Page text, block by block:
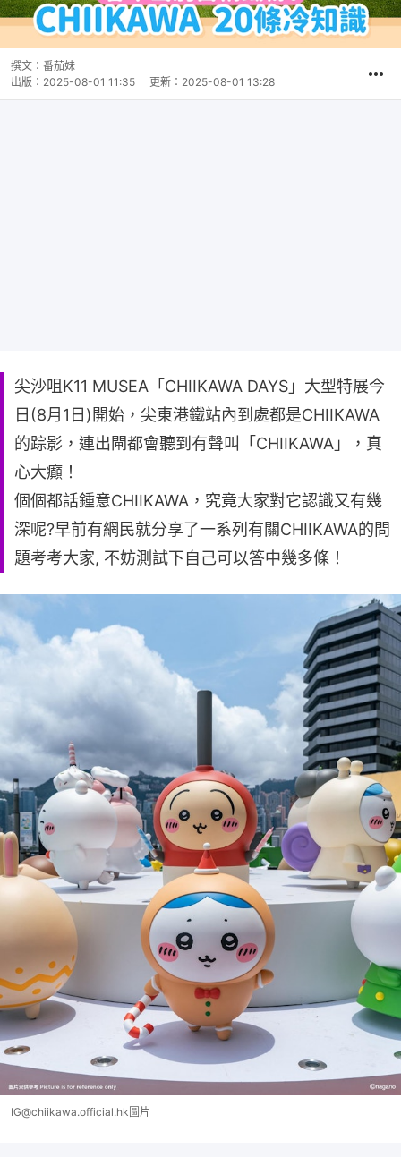
撰文： 番茄妹
出版： 2025-08-01 11:35 更新： 2025-08-01 13:28
尖沙咀K11 MUSEA「CHIIKAWA DAYS」大型特展今
日(8月1日)開始，尖東港鐵站內到處都是CHIIKAWA
的踪影，連出閘都會聽到有聲叫「CHIIKAWA」，真
心大癲！
個個都話鍾意CHIIKAWA，究竟大家對它認識又有幾
深呢?早前有網民就分享了一系列有關CHIIKAWA的問
題考考大家, 不妨測試下自己可以答中幾多條！
IG@chiikawa.official.hk圖片